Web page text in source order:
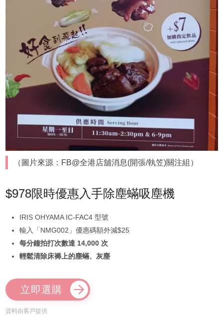
（圖片來源：FB@全港店舖消息(開張/執笠)關注組）
$978限時優惠入手除塵蟎吸塵機
IRIS OHYAMA IC-FAC4 型號
輸入「NMG002」優惠碼額外減$25
每分鐘拍打次數達 14,000 次
輕鬆清除床褥上的塵蟎、灰塵
立即選購
資料由客戶提供